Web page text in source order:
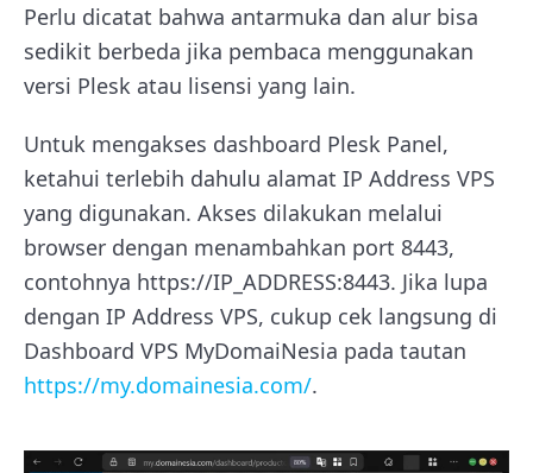
Perlu dicatat bahwa antarmuka dan alur bisa
sedikit berbeda jika pembaca menggunakan
versi Plesk atau lisensi yang lain.
Untuk mengakses dashboard Plesk Panel,
ketahui terlebih dahulu alamat IP Address VPS
yang digunakan. Akses dilakukan melalui
browser dengan menambahkan port 8443,
contohnya https://IP_ADDRESS:8443. Jika lupa
dengan IP Address VPS, cukup cek langsung di
Dashboard VPS MyDomaiNesia pada tautan
https://my.domainesia.com/.